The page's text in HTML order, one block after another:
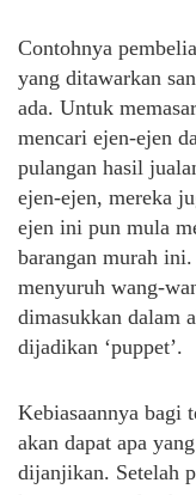
Contohnya
yang ditawarkan
ada. Untuk
mencari ejen-ejen
pulangan hasil
ejen-ejen, mereka
ejen ini pun mula
barangan murah
menyuruh wang-
dimasukkan dalam
dijadikan ‘puppet’.
Kebiasaannya bagi
akan dapat apa
dijanjikan. Setelah